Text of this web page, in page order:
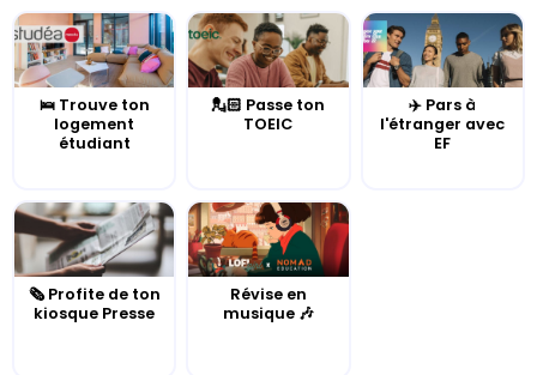
🛌 Trouve ton
logement
étudiant
💂🏻 Passe ton
TOEIC
✈️ Pars à
l'étranger avec
EF
🗞️ Profite de ton
kiosque Presse
Révise en
musique 🎶